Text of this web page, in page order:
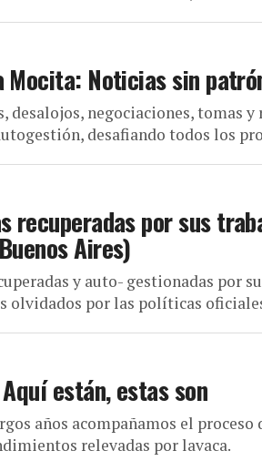
Mocita: Noticias sin
desalojos, negociaciones, tomas
desafiando todos los
recuperadas por sus
Aires)
y auto- gestionadas por
olvidados por las políticas
están, estas son
años acompañamos el
relevadas por lavaca.